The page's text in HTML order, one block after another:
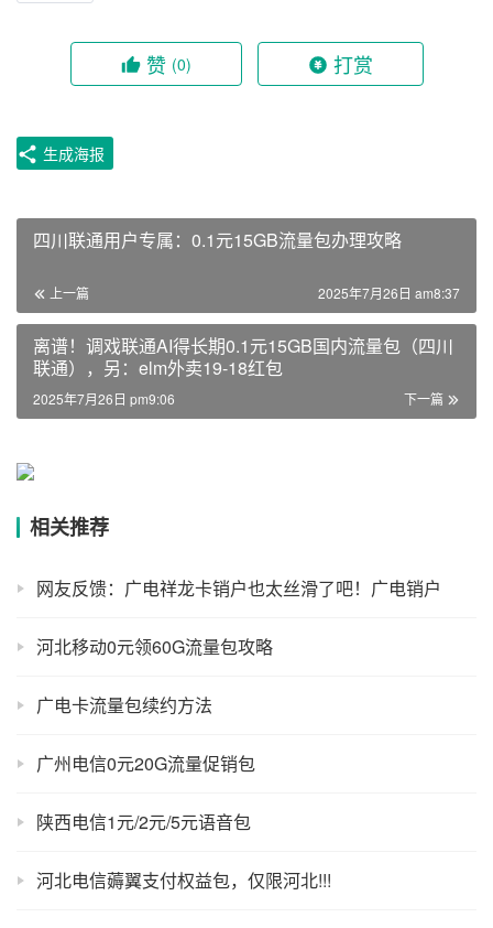
赞 (0) 打赏
生成海报
四川联通用户专属：0.1元15GB流量包办理攻略
上一篇 2025年7月26日 am8:37
离谱！调戏联通AI得长期0.1元15GB国内流量包（四川
联通），另：elm外卖19-18红包
下一篇
2025年7月26日 pm9:06
相关推荐
网友反馈：广电祥龙卡销户也太丝滑了吧！广电销户
河北移动0元领60G流量包攻略
广电卡流量包续约方法
广州电信0元20G流量促销包
陕西电信1元/2元/5元语音包
河北电信薅翼支付权益包，仅限河北!!!